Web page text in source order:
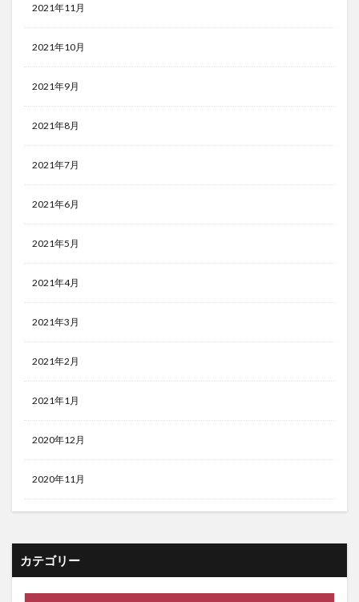
2021年11月
2021年10月
2021年9月
2021年8月
2021年7月
2021年6月
2021年5月
2021年4月
2021年3月
2021年2月
2021年1月
2020年12月
2020年11月
カテゴリー